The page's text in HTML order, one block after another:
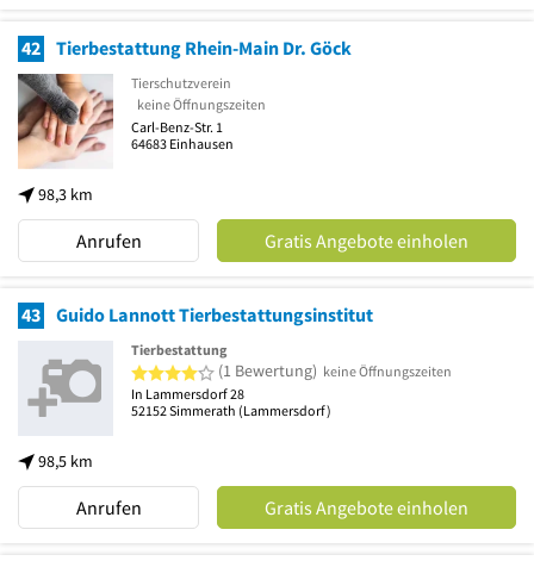
42 Tierbestattung Rhein-Main Dr. Göck
98,3 km
Tierschutzverein
keine Öffnungszeiten
Carl-Benz-Str. 1
64683 Einhausen
Anrufen Gratis Angebote einholen
43 Guido Lannott Tierbestattungsinstitut
98,5 km
Tierbestattung
4 von 5 Sternen
(1 Bewertung) keine Öffnungszeiten
In Lammersdorf 28
52152Simmerath (Lammersdorf)
Anrufen Gratis Angebote einholen